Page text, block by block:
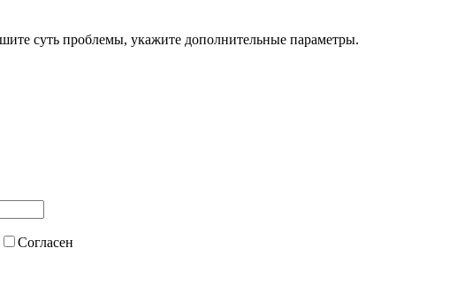
суть проблемы, укажите дополнительные параметры.
Согласен